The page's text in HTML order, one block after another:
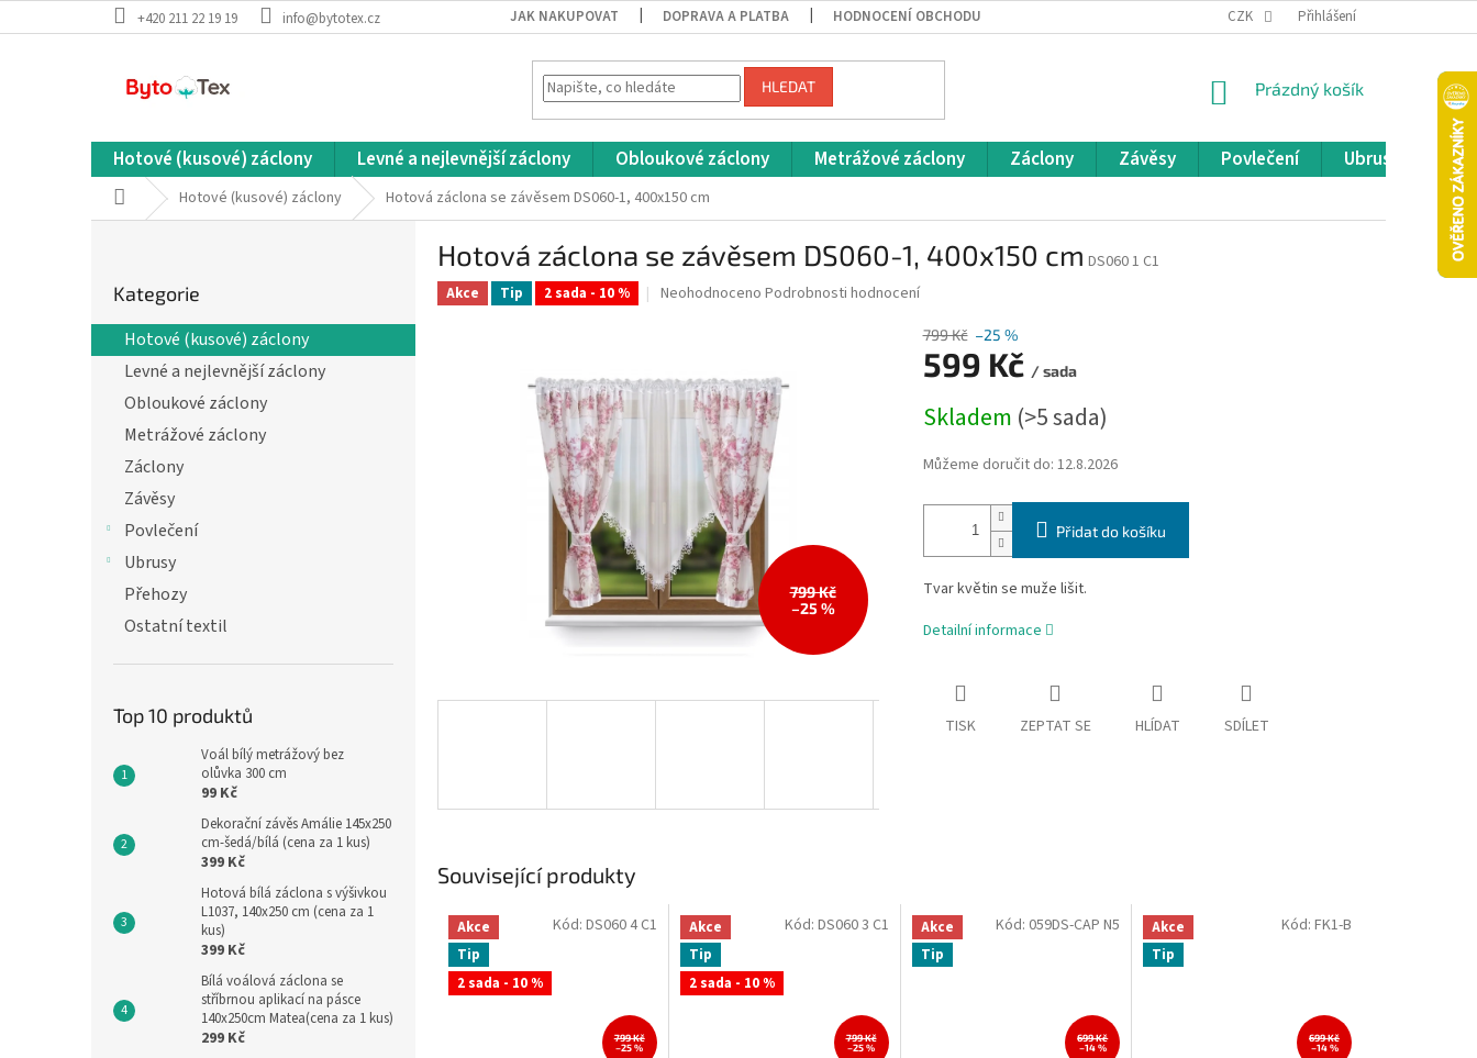
na
+420 211 22 19 19 info@bytotex.cz JAK NAKUPOVAT DOPRAVA A PLATBA HODNOCENÍ OBCHODU OBCHODNÍ PODMÍNKY
CZK Přihlášení
HLEDAT
NÁKUPNÍ
Prázdný košík
Hotové (kusové) záclony Levné a nejlevnější záclony Obloukové záclony Metrážové záclony Záclony Závěsy Povlečení Ubrusy
Domů Hotové (kusové) záclony Hotová záclona se závěsem DS060-1, 400x150 cm
r
a
kategorie
Kategorie
Hotové (kusové) záclony
Levné a nejlevnější záclony
Obloukové záclony
Metrážové záclony
Záclony
Závěsy
Povlečení
Ubrusy
Přehozy
Ostatní textil
Top 10 produktů
Voál bílý metrážový bez
olůvka 300 cm
99 Kč
Dekorační závěs Amálie 145x250
cm-šedá/bílá (cena za 1 kus)
399 Kč
Hotová bílá záclona s výšivkou
L1037, 140x250 cm (cena za 1
kus)
399 Kč
Bílá voálová záclona se
stříbrnou aplikací na pásce
140x250cm Matea(cena za 1 kus)
299 Kč
Hotová záclona se závěsem DS060-1, 400x150 cm DS060 1 C1
Akce Tip 2 sada - 10 %
Průměrné
0,0
z
hvězdiček.
Neohodnoceno Podrobnosti hodnocení
799 Kč
–25 %
799 Kč –25 %
599 Kč / sada
cena:
Skladem (>5 sada)
Můžeme doručit do: 12.8.2026
Přidat do košíku
Tvar květin se muže lišit.
Detailní informace
TISK ZEPTAT SE HLÍDAT SDÍLET
Související produkty
Akce
Tip
2 sada - 10 %
799 Kč
–25 %
Kód: DS060 4 C1
Akce
Tip
2 sada - 10 %
799 Kč
–25 %
Kód: DS060 3 C1
Akce
Tip
699 Kč
–14 %
Kód: 059DS-CAP N5
Akce
Tip
699 Kč
–14 %
Kód: FK1-B